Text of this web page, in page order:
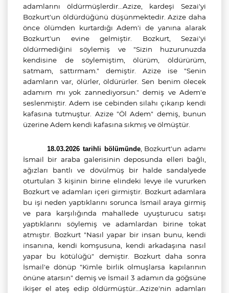
adamlarını öldürmüşlerdir…Azize, kardeşi Sezai'yi
Bozkurt'un öldürdüğünü düşünmektedir. Azize daha
önce ölümden kurtardığı Adem'i de yanına alarak
Bozkurt'un evine gelmiştir. Bozkurt, Sezai'yi
öldürmediğini söylemiş ve "Sizin huzurunuzda
kendisine de söylemiştim, ölürüm, öldürürüm,
satmam, sattırmam." demiştir. Azize ise "Senin
adamların var, ölürler, öldürürler. Sen benim ölecek
adamım mı yok zannediyorsun." demiş ve Adem'e
seslenmiştir. Adem ise cebinden silahı çıkarıp kendi
kafasına tutmuştur. Azize "Öl Adem" demiş, bunun
üzerine Adem kendi kafasına sıkmış ve ölmüştür.
18.03.2026 tarihli bölümünde, Bozkurt'un adamı
İsmail bir araba galerisinin deposunda elleri bağlı,
ağızları bantlı ve dövülmüş bir halde sandalyede
oturtulan 3 kişinin birine elindeki levye ile vururken
Bozkurt ve adamları içeri girmiştir. Bozkurt adamlara
bu işi neden yaptıklarını sorunca İsmail araya girmiş
ve para karşılığında mahallede uyuşturucu satışı
yaptıklarını söylemiş ve adamlardan birine tokat
atmıştır. Bozkurt "Nasıl yapar bir insan bunu, kendi
insanına, kendi komşusuna, kendi arkadaşına nasıl
yapar bu kötülüğü" demiştir. Bozkurt daha sonra
İsmail'e dönüp "Kimle birlik olmuşlarsa kapılarının
önüne atarsın" demiş ve İsmail 3 adamın da göğsüne
ikişer el ateş edip öldürmüştür…Azize'nin adamları